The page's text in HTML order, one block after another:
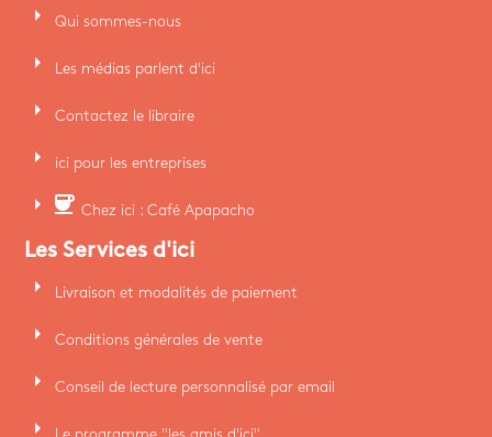
arrow_right Qui sommes-nous
arrow_right Les médias parlent d'ici
arrow_right Contactez le libraire
arrow_right ici pour les entreprises
arrow_right coffee Chez ici : Café Apapacho
Les Services d'ici
arrow_right Livraison et modalités de paiement
arrow_right Conditions générales de vente
arrow_right Conseil de lecture personnalisé par email
arrow_right Le programme "les amis d'ici"